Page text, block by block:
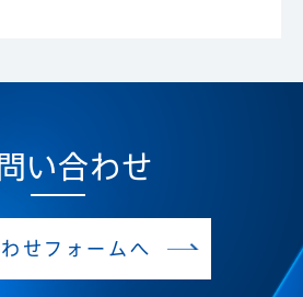
い合わせ
せフォームへ